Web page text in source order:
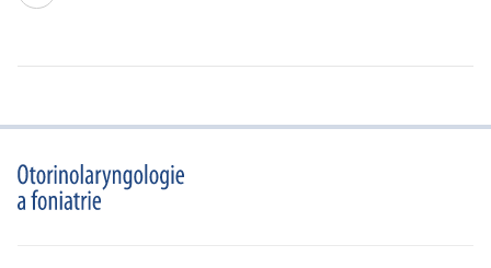
proLékaře.cz